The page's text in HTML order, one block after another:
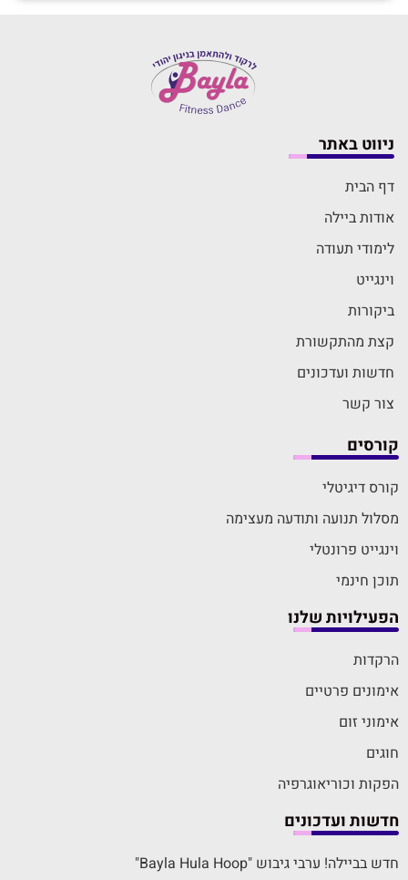
לא רק תחביב: איך הפך הריקוד לקריירה
המבוקשת והמעצימה ביותר אצל נשים חרדיות?
ניווט באתר
דף הבית
אודות ביילה
לימודי תעודה
וינגייט
ביקורות
קצת מהתקשורת
חדשות ועדכונים
צור קשר
קורסים
קורס דיגיטלי
מסלול תנועה ותודעה מעצימה
וינגייט פרונטלי
תוכן חינמי
הפעילויות שלנו
הרקדות
אימונים פרטיים
אימוני זום
חוגים
הפקות וכוריאוגרפיה
חדשות ועדכונים
חדש בביילה! ערבי גיבוש "Bayla Hula Hoop"